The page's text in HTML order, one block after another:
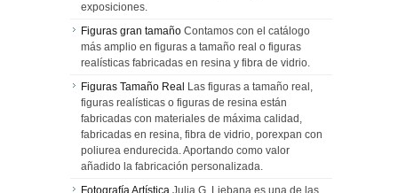
exposiciones.
Figuras gran tamaño Contamos con el catálogo
más amplio en figuras a tamaño real o figuras
realísticas fabricadas en resina y fibra de vidrio.
Figuras Tamaño Real Las figuras a tamaño real,
figuras realísticas o figuras de resina están
fabricadas con materiales de máxima calidad,
fabricadas en resina, fibra de vidrio, porexpan con
poliurea endurecida. Aportando como valor
añadido la fabricación personalizada.
Fotografía Artística Julia G. Liebana es una de las